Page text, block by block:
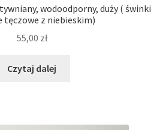
wodoodporny, duży ( świnki
tęczowe z niebieskim)
55,00 zł
Czytaj dalej